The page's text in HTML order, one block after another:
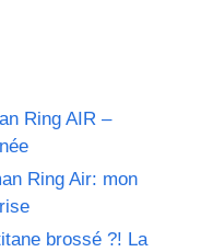
Ring AIR –
Ring Air: mon
brossé ?! La